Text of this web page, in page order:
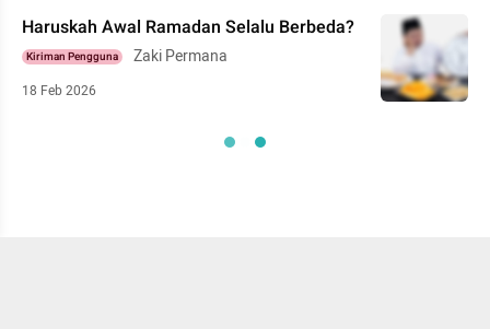
Haruskah Awal Ramadan Selalu Berbeda?
Kiriman Pengguna Zaki Permana
18 Feb 2026